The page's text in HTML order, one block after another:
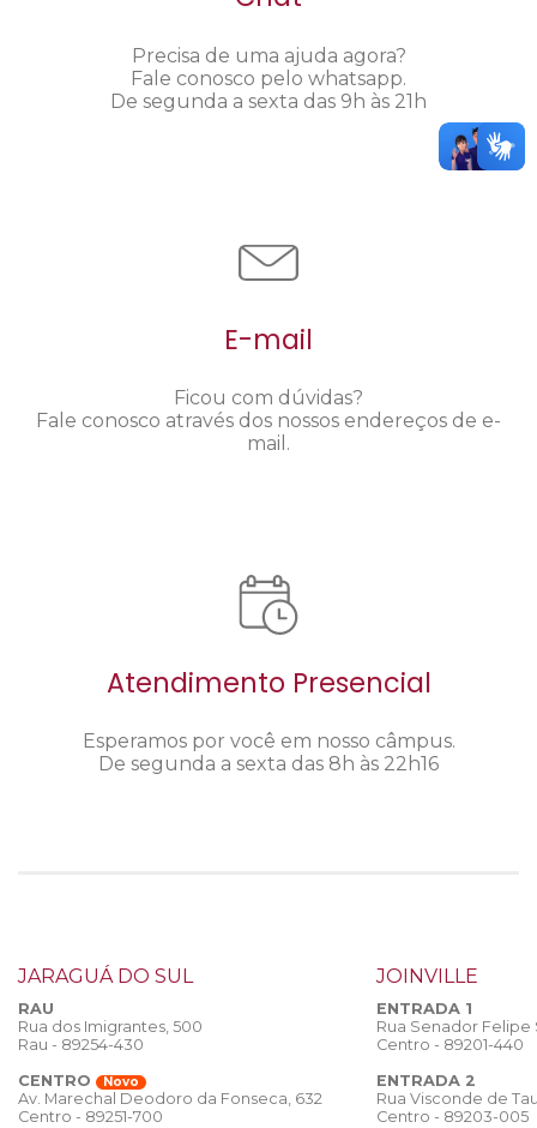
Precisa de uma ajuda agora?
Fale conosco pelo whatsapp.
De segunda a sexta das 9h às 21h
E-mail
Ficou com dúvidas?
Fale conosco através dos nossos endereços de e-
mail.
Atendimento Presencial
Esperamos por você em nosso câmpus.
De segunda a sexta das 8h às 22h16
JARAGUÁ DO SUL
RAU
Rua dos Imigrantes, 500
Rau - 89254-430
CENTRO
Novo
Av. Marechal Deodoro da Fonseca, 632
Centro - 89251-700
JOINVILLE
ENTRADA 1
Rua Senador
Centro - 89201-440
ENTRADA 2
Rua Visconde de
Centro - 89203-005